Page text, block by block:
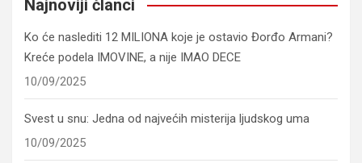
Najnoviji članci
Ko će naslediti 12 MILIONA koje je ostavio Đorđo Armani?
Kreće podela IMOVINE, a nije IMAO DECE
10/09/2025
Svest u snu: Jedna od najvećih misterija ljudskog uma
10/09/2025